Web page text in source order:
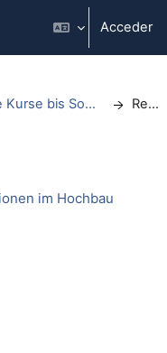
Acceder
Ältere Kurse bis Sommersemester 2021 Resumen
im Hochbau